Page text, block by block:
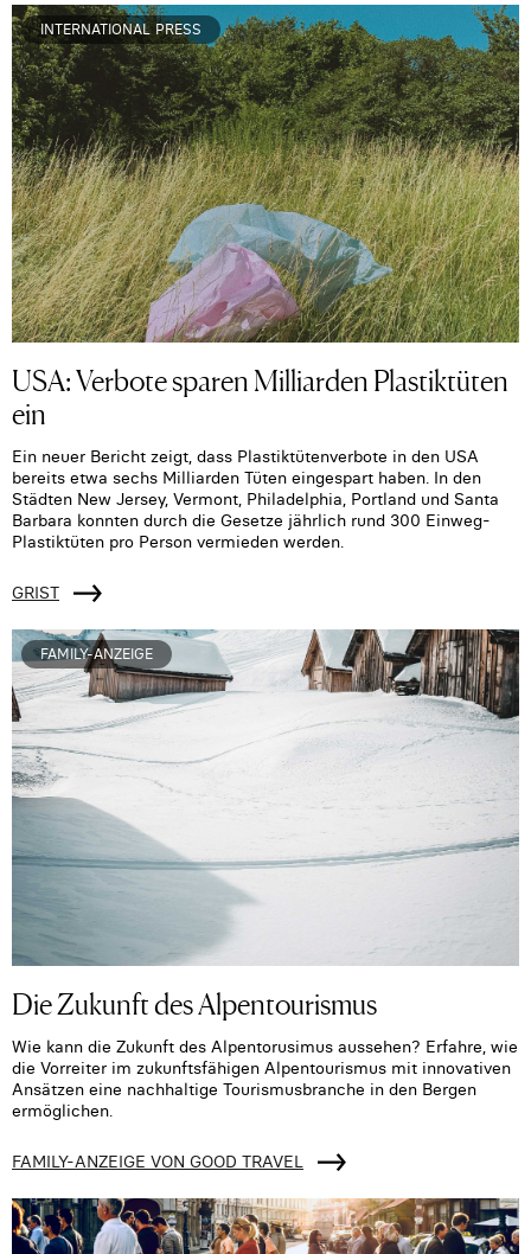
INTERNATIONAL PRESS
USA: Verbote sparen Milliarden Plastiktüten
ein
Ein neuer Bericht zeigt, dass Plastiktütenverbote in den USA
bereits etwa sechs Milliarden Tüten eingespart haben. In den
Städten New Jersey, Vermont, Philadelphia, Portland und Santa
Barbara konnten durch die Gesetze jährlich rund 300 Einweg-
Plastiktüten pro Person vermieden werden.
GRIST
FAMILY-ANZEIGE
Die Zukunft des Alpentourismus
Wie kann die Zukunft des Alpentorusimus aussehen? Erfahre, wie
die Vorreiter im zukunftsfähigen Alpentourismus mit innovativen
Ansätzen eine nachhaltige Tourismusbranche in den Bergen
ermöglichen.
FAMILY-ANZEIGE VON GOOD TRAVEL